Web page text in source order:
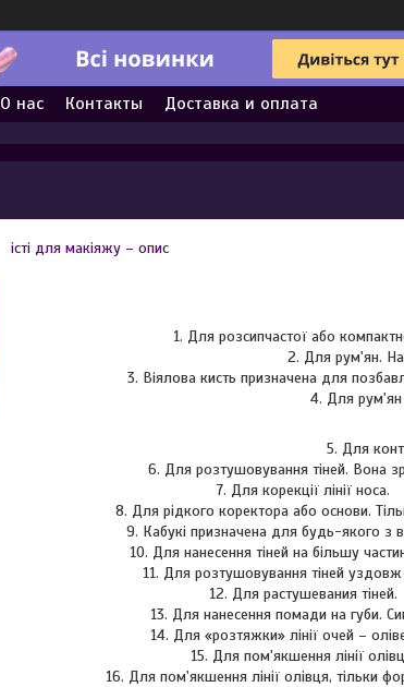
О нас Контакты Доставка и оплата
істі для макіяжу – опис
1. Для розсипчастої або
2. Для рум'ян.
3. Віялова кисть призначена для
4. Для рум'ян
5. Для
6. Для розтушовування тіней. Вона
7. Для корекції лінії носа.
8. Для рідкого коректора або основи.
9. Кабукі призначена для будь-якого з
10. Для нанесення тіней на більшу
11. Для розтушовування тіней уздовж
12. Для растушевания тіней.
13. Для нанесення помади на губи.
14. Для «розтяжки» лінії очей –
15. Для пом'якшення лінії
16. Для пом'якшення лінії олівця, тільки